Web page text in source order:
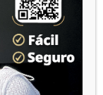
durante la semana:
11-10